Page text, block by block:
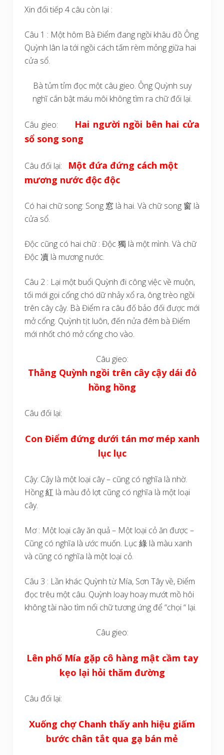
Xin đối tiếp 4 câu còn lại :
Câu 1 : Một hôm Bà Điểm đang ngồi khâu đồ Ông
Quỳnh lân la tới ngồi cách tấm rèm mỏng giữa hai
cửa sổ.
Bà tủm tỉm đọc một câu gieo. Ông Quỳnh suy
nghĩ cắn bật máu môi không tìm ra chữ đối lại.
Câu gieo: Hai người ngồi bên hai cửa
sổ song song
Câu đối lại: Một đứa đứng cách một
mương nước độc độc
Có hai chữ song: Song 窓 là hai. Và chữ song 窗 là
cửa sổ.
Độc cũng có hai chữ : Độc 獨 là một mình. Và chữ
Độc 凟 là mương nước.
Câu 2 : Lại một buổi Quỳnh đi công việc về muộn,
tối mới gọi cổng chó dữ nhảy xổ ra, ông trèo ngồi
trên cây cậy. Bà Điểm ra câu đố bảo đối được mới
mở cổng. Quỳnh tịt luôn, đến nửa đêm bà Điểm
mới nhốt chó mở cổng cho vào.
Câu gieo:
Thằng Quỳnh ngồi trên cây cậy dái đỏ
hồng hồng
Câu đối lại:
Con Điểm đứng dưới tán mơ mép xanh
lục lục
Cậy: Cậy là một loại cây – cũng có nghĩa là nhờ.
Hồng 紅 là màu đỏ lợt cũng có nghĩa là một loại
cây.
Mơ : Một loại cây ăn quả – Một loại cỏ ăn được –
Cũng có nghĩa là ước muốn. Lục 綠 là màu xanh
và cũng có nghĩa là một loại cỏ.
Câu 3 : Lần khác Quỳnh từ Mía, Sơn Tây về, Điểm
đọc trêu một câu. Quỳnh loay hoay mướt mồ hôi
không tài nào tìm nổi chữ tương ứng để “chọi “ lại.
Câu gieo:
Lên phố Mía gặp cô hàng mật cầm tay
kẹo lại hỏi thăm đường
Câu đối lại:
Xuống chợ Chanh thấy anh hiệu giấm
bước chân tắt qua gạ bán mẻ